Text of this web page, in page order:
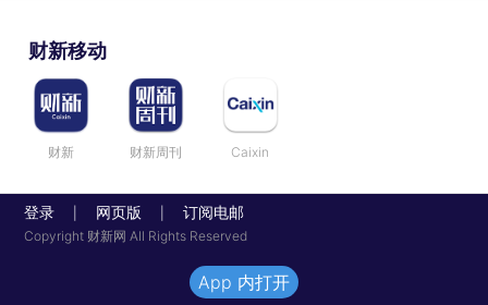
财新移动
财新 财新周刊 Caixin
登录 网页版 订阅电邮
Copyright 财新网 All Rights Reserved
App 内打开